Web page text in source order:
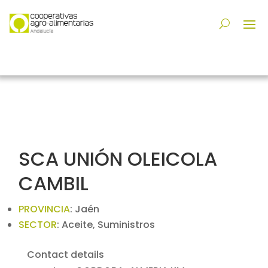
SCA UNIÓN OLEICOLA
CAMBIL
PROVINCIA: Jaén
SECTOR: Aceite, Suministros
Contact details